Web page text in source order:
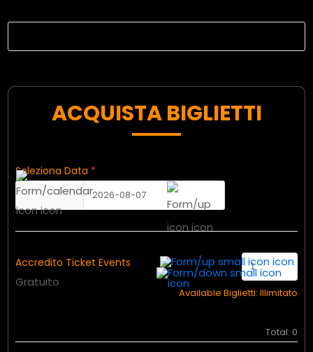
ACQUISTA BIGLIETTI
Seleziona Data *
2026-08-07
Accredito Ticket Events
Gratuito
Available Biglietti: Illimitato
Total: 0